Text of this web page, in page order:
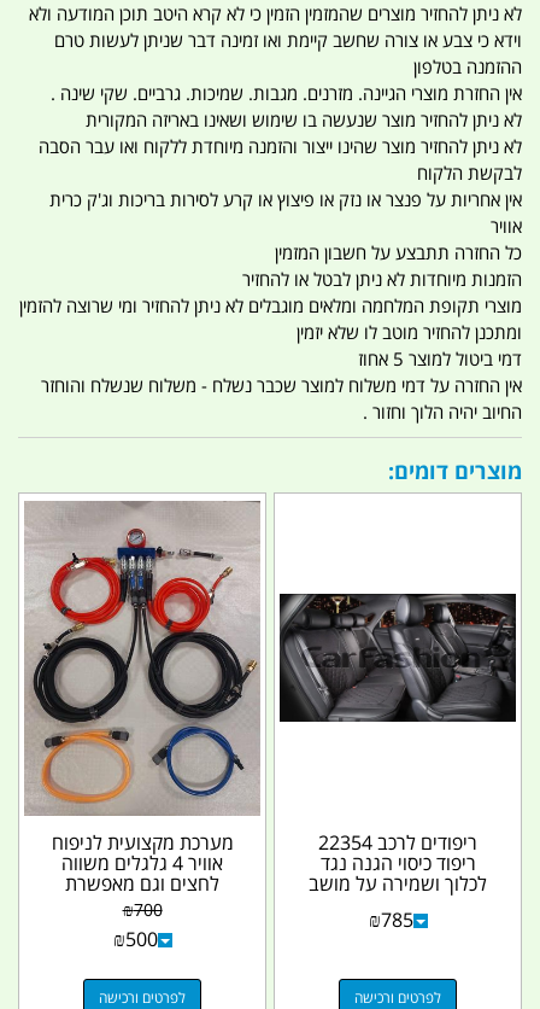
לא ניתן להחזיר מוצרים שהמזמין הזמין כי לא קרא היטב תוכן המודעה ולא
וידא כי צבע או צורה שחשב קיימת ואו זמינה דבר שניתן לעשות טרם
ההזמנה בטלפון
אין החזרת מוצרי הגיינה. מזרנים. מגבות. שמיכות. גרביים. שקי שינה .
לא ניתן להחזיר מוצר שנעשה בו שימוש ושאינו באריזה המקורית
לא ניתן להחזיר מוצר שהינו ייצור והזמנה מיוחדת ללקוח ואו עבר הסבה
לבקשת הלקוח
אין אחריות על פנצר או נזק או פיצוץ או קרע לסירות בריכות וג'ק כרית
אוויר
כל החזרה תתבצע על חשבון המזמין
הזמנות מיוחדות לא ניתן לבטל או להחזיר
מוצרי תקופת המלחמה ומלאים מוגבלים לא ניתן להחזיר ומי שרוצה להזמין
ומתכנן להחזיר מוטב לו שלא יזמין
דמי ביטול למוצר 5 אחוז
אין החזרה על דמי משלוח למוצר שכבר נשלח - משלוח שנשלח והוחזר
החיוב יהיה הלוך וחזור .
מוצרים דומים:
ריפודים לרכב 22354
ריפוד כיסוי הגנה נגד
לכלוך ושמירה על מושב
הרכב צבע שחור 3D...
₪785
לפרטים ורכישה
מערכת מקצועית לניפוח
אוויר 4 גלגלים משווה
לחצים וגם מאפשרת
הורדת אוויר מהיר...
₪700
₪500
לפרטים ורכישה